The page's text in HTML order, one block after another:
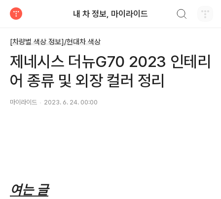
내 차 정보, 마이라이드
[차량별 색상 정보]/현대차 색상
제네시스 더뉴G70 2023 인테리
어 종류 및 외장 컬러 정리
마이라이드 2023. 6. 24. 00:00
여는 글